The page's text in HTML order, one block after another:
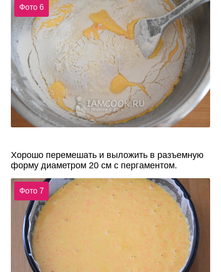
Фото 6
Хорошо перемешать и выложить в разъемную
форму диаметром 20 см с пергаментом.
Фото 7